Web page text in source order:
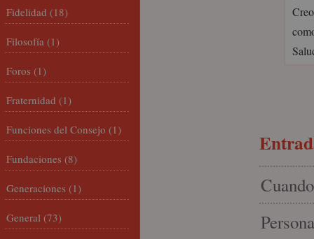
Fidelidad (18)
Filosofía (1)
Foros (1)
Fraternidad (1)
Funciones del Consejo (1)
Fundaciones (8)
Generaciones (1)
General (73)